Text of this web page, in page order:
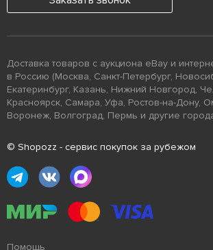
Доставка товаров с аукциона eBay и
в Россию (Москва, Санкт-Петербург,
Екатеринбург, Казань, Нижний Новгород,
Красноярск, Самара, Уфа, Ростов-на-Дону,
Воронеж, Волгоград, Пермь и другие
© Shopozz - сервис покупок за рубежом
Помощь